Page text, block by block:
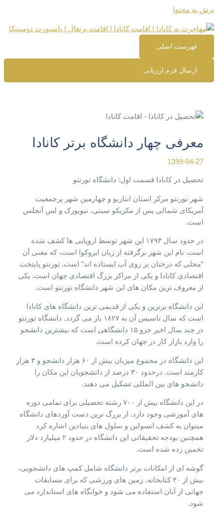
پرش به محتوا
فهرست اصلی
ارسال فرم ارزیابی
معرفی چهار دانشگاه برتر کانادا
1399-04-27
تحصیل در کانادا قسمت اول: دانشگاه تورنتو
شهر تورنتو مرکز استان انتاریو و چهارمین شهر پرجمعیت
آمریکای شمالی پس از مکزیکو سیتی، نیویورک و لس آنجلس
است.
در حدود سال ۱۷۹۳ این شهر توسط اروپایی ها کشف شده
است. نام این شهر برگرفته از زبان ایروکوا است، که معنی آن
“محلی که درختان بر روی آب ایستاده اند” است. تورنتو پایتخت
اقتصادی کانادا و یکی از مراکز بزرگ اقتصادی جهان است. یکی
از معروف ترین مکان های این شهر دانشگاه تورنتو است.
این دانشگاه برترین و یکی از قدیمی ترین دانشگاه های کانادا
است که سال تاسیس آن به ۱۸۲۷ باز می گردد. دانشگاه تورنتو
در چند سال اخیر جزو ۱۵ دانشگاهی است که بیشترین دانشجو
را وارد بازار کار در جهان کرده است.
این دانشگاه در مجموع میزبان بیش از ۶۰ هزار دانشجو و ۳ هزار
کارمند است. درحدود ۳۰ درصد از دانشجویان این مکان را
دانشجو های بین المللی تشکیل می دهند.
در این دانشگاه بیش از ۷۰۰ رشته تحصیلی برای تمامی دوره
های آموزشی وجود دارد. از بزرگ ترین دست آوردهای دانشگاه
میتوان به کشف انسولین و سلول های بنیادین اشاره کرد
همچنین بودجه تحقیقاتی این دانشگاه در حدود ۲ میلیارد دلار
تخمین زده شده است.
گوشه ای از امکانات برتر دانشگاه شامل کمپ های دانشجویی،
بیش از ۴۰ کتابخانه، زمین های ورزشی که برای مسابقات
جهانی از آنان استفاده می شود و خوابگاه های استاندارد می
شود.